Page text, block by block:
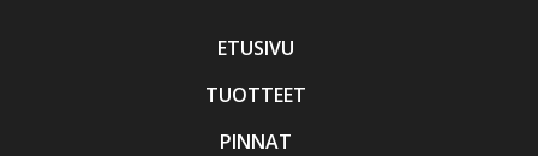
ETUSIVU
TUOTTEET
PINNAT